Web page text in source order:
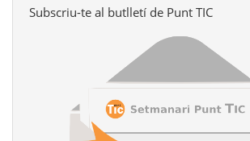
Subscriu-te al butlletí de Punt TIC